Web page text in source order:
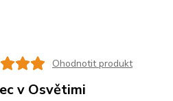
Ohodnotit produkt
v Osvětimi